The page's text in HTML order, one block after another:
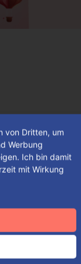
und
von Dritten, um
Werbung
Ich bin damit
mit Wirkung